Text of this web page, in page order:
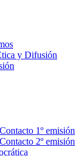
y Difusión
1º emisión
2º emisión